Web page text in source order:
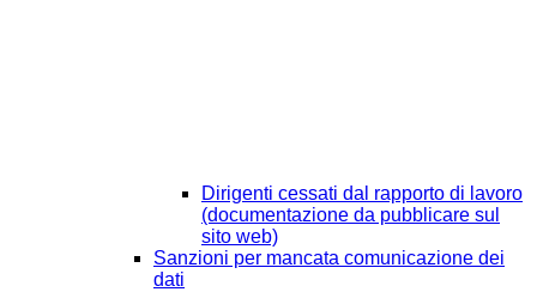
Dirigenti cessati dal rapporto di lavoro
(documentazione da pubblicare sul
sito web)
Sanzioni per mancata comunicazione dei
dati